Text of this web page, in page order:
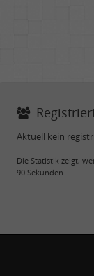
Aktuell kein
Die Statistik zeigt,
90 Sekunden.